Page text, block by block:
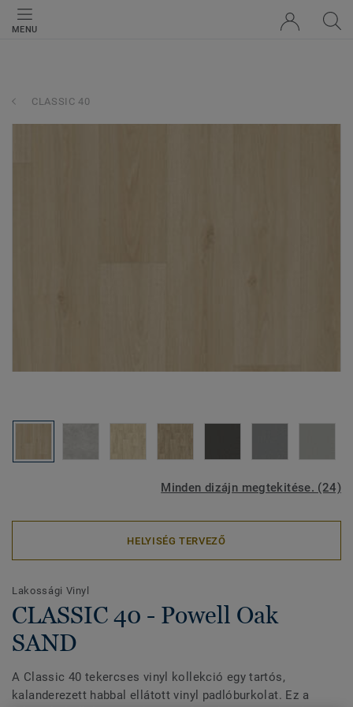
MENU
CLASSIC 40
Minden dizájn megtekitése. (24)
HELYISÉG TERVEZŐ
Lakossági Vinyl
CLASSIC 40 - Powell Oak
SAND
A Classic 40 tekercses vinyl kollekció egy tartós,
kalanderezett habbal ellátott vinyl padlóburkolat. Ez a